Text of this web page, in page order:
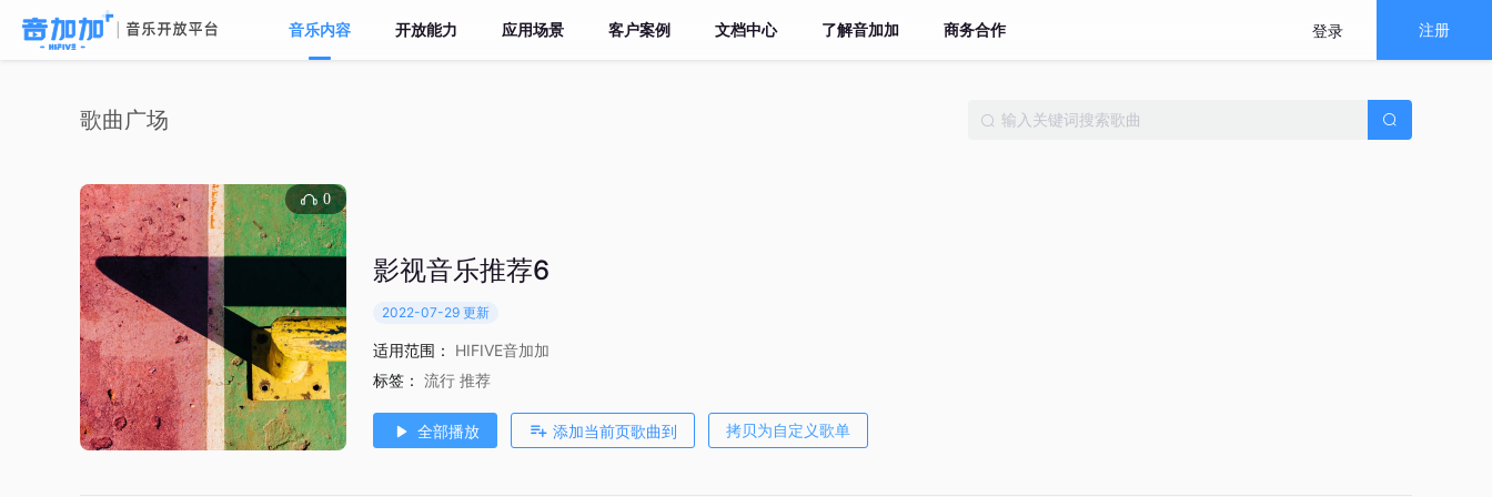
音乐内容 开放能力 应用场景 客户案例 文档中心 了解音加加 商务合作 登录 注册
歌曲广场
0
影视音乐推荐6
2022-07-29 更新
适用范围：
HIFIVE音加加
标签： 流行 推荐
全部播放 添加当前页歌曲到 拷贝为自定义歌单